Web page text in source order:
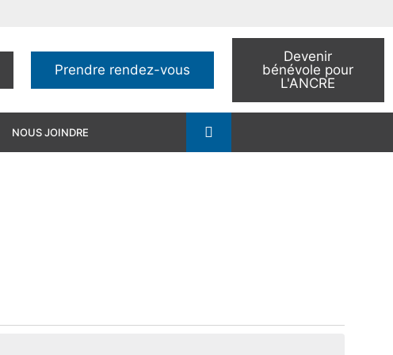
Prendre rendez-vous
Devenir
bénévole pour
L'ANCRE
NOUS JOINDRE